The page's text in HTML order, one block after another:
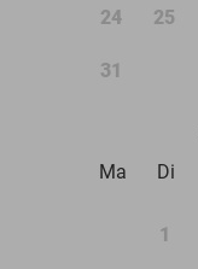
24 25
31
Ma
Di
1